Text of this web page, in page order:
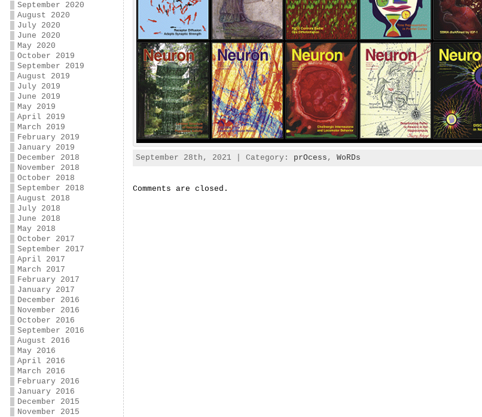
September 2020
August 2020
July 2020
June 2020
May 2020
October 2019
September 2019
August 2019
July 2019
June 2019
May 2019
April 2019
March 2019
February 2019
January 2019
December 2018
November 2018
October 2018
September 2018
August 2018
July 2018
June 2018
May 2018
October 2017
September 2017
April 2017
March 2017
February 2017
January 2017
December 2016
November 2016
October 2016
September 2016
August 2016
May 2016
April 2016
March 2016
February 2016
January 2016
December 2015
November 2015
September 28th, 2021 | Category: prOcess , WoRDs
Comments are closed.